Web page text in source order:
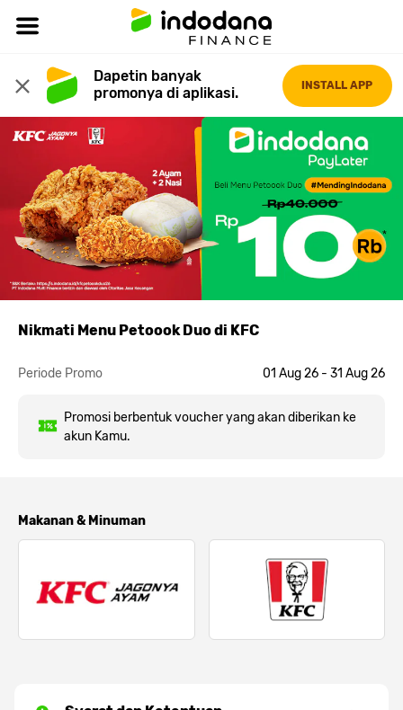
Dapetin banyak
promonya di aplikasi.
INSTALL APP
Nikmati Menu Petoook Duo di KFC
Periode Promo 01 Aug 26 - 31 Aug 26
Promosi berbentuk voucher yang akan diberikan ke
akun Kamu.
Makanan & Minuman